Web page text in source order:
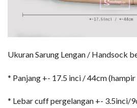
Ukuran Sarung Lengan / Handsock
* Panjang +- 17.5 inci / 44cm
* Lebar cuff pergelangan +- 3.5inci/